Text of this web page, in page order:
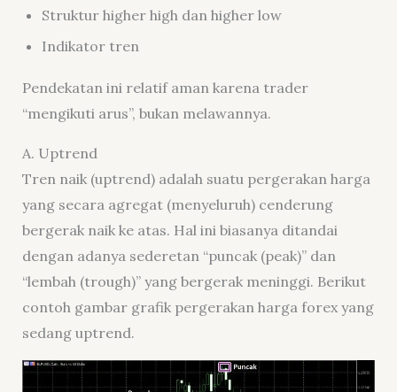
Struktur higher high dan higher low
Indikator tren
Pendekatan ini relatif aman karena trader
“mengikuti arus”, bukan melawannya.
A. Uptrend
Tren naik (uptrend) adalah suatu pergerakan harga
yang secara agregat (menyeluruh) cenderung
bergerak naik ke atas. Hal ini biasanya ditandai
dengan adanya sederetan “puncak (peak)” dan
“lembah (trough)” yang bergerak meninggi. Berikut
contoh gambar grafik pergerakan harga forex yang
sedang uptrend.